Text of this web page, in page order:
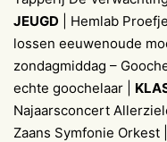
JEUGD | Hemlab
lossen eeuwenoude
zondagmiddag –
echte goochelaar |
Najaarsconcert
Zaans Symfonie Orkest |